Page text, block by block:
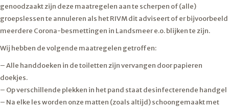
genoodzaakt zijn deze maatregelen aan te scherpen of (alle)
groepslessen te annuleren als het RIVM dit adviseert of er bijvoorbeeld
meerdere Corona-besmettingen in Landsmeer e.o. blijken te zijn.
Wij hebben de volgende maatregelen getroffen:
– Alle handdoeken in de toiletten zijn vervangen door papieren
doekjes.
– Op verschillende plekken in het pand staat desinfecterende handgel
– Na elke les worden onze matten (zoals altijd) schoongemaakt met